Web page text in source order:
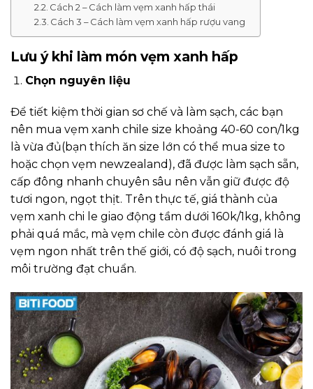
Cách 2 – Cách làm vẹm xanh hấp thái
Cách 3 – Cách làm vẹm xanh hấp rượu vang
Lưu ý khi làm món vẹm xanh hấp
Chọn nguyên liệu
Để tiết kiệm thời gian sơ chế và làm sạch, các bạn
nên mua vẹm xanh chile size khoảng 40-60 con/1kg
là vừa đủ(bạn thích ăn size lớn có thể mua size to
hoặc chọn vẹm newzealand), đã được làm sạch sẵn,
cấp đông nhanh chuyên sâu nên vẫn giữ được độ
tươi ngon, ngọt thịt. Trên thực tế, giá thành của
vẹm xanh chi le giao động tầm dưới 160k/1kg, không
phải quá mắc, mà vẹm chile còn được đánh giá là
vẹm ngon nhất trên thế giới, có độ sạch, nuôi trong
môi trường đạt chuẩn.